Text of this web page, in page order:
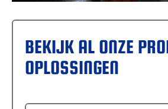
BEKIJK AL ONZE
OPLOSSINGEN